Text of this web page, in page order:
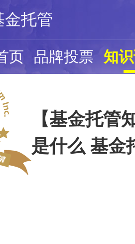
金托管
页 品牌投票 知
【基金托管
是什么 基金